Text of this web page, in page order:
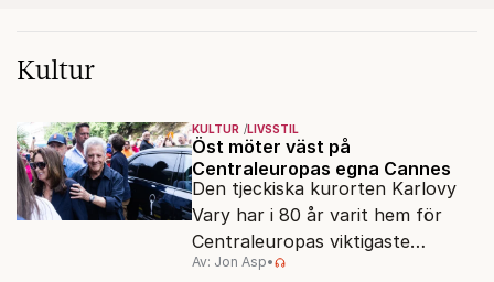
Kultur
KULTUR LIVSSTIL
Öst möter väst på
Centraleuropas egna Cannes
Den tjeckiska kurorten Karlovy
Vary har i 80 år varit hem för
Centraleuropas viktigaste
filmfestival – en plats där
Av: Jon Asp•